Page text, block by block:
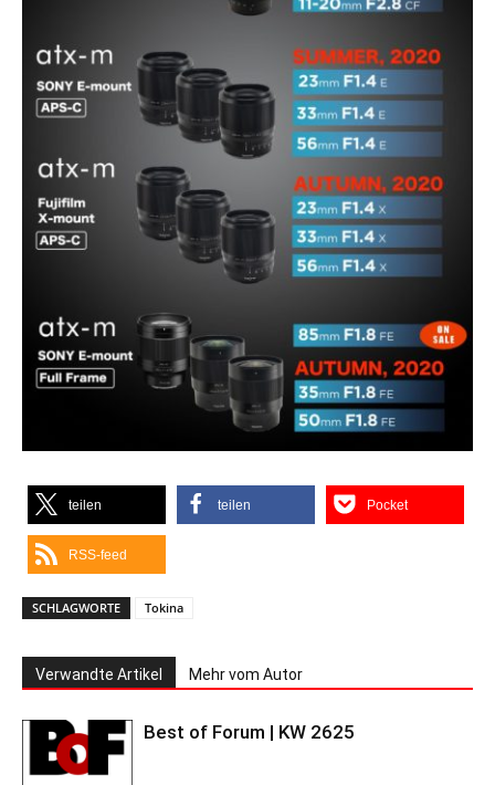
teilen teilen Pocket
RSS-feed
SCHLAGWORTE Tokina
Verwandte Artikel Mehr vom Autor
Best of Forum | KW 2625